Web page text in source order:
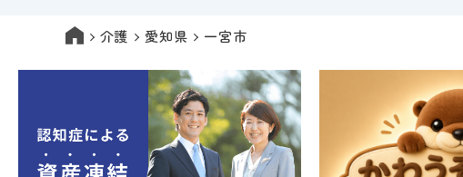
介護 愛知県 一宮市